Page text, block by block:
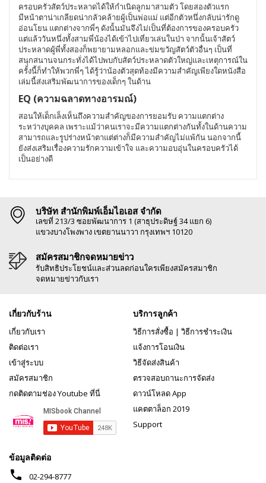
ครอบครัวสัตว์ประหลาดได้ให้กำเนิดลูกมาสามตัว โดยสองตัวแรก
มีหน้าตาน่าเกลียดน่ากลัวคล้ายผู้เป็นพ่อแม่ แต่อีกตัวหนึ่งกลับน่ารักดู
อ่อนโยน แตกต่างจากพี่ๆ ดังนั้นมันจึงไม่เป็นที่ต้องการของครอบครัว
แต่แล้ววันหนึ่งทั้งสามพี่น้องได้เข้าไปเที่ยวเล่นในป่า จากนั้นเจ้าสัตว์
ประหลาดผู้พี่ทั้งสองก็พยายามหลอกและข่มขวัญสัตว์ตัวอื่นๆ เป็นที่
สนุกสนานจนกระทั่งได้ไปพบกับสัตว์ประหลาดตัวใหญ่และเหตุการณ์ใน
ครั้งนี้ก็ทำให้พวกพี่ๆ ได้รู้ว่าน้องตัวสุดท้องมีความสำคัญเพียงใดหนังสือ
เล่มนี้ส่งเสริมพัฒนาการของเด็กๆ ในด้าน
EQ (ความฉลาดทางอารมณ์)
สอนให้เด็กเล็งเห็นถึงความสำคัญของการยอมรับ ความแตกต่าง
ระหว่างบุคคล เพราะแม้ว่าคนเราจะมีความแตกต่างกันทั้งในด้านความ
สามารถและรูปร่างหน้าตาแต่ต่างก็มีความสำคัญไม่แพ้กัน นอกจากนี้
ยังส่งเสริมเรื่องความรักความเข้าใจ และความอบอุ่นในครอบครัวได้
เป็นอย่างดี
บริษัท สำนักพิมพ์เอ็มไอเอส จำกัด
เลขที่ 213/3 ซอยพัฒนาการ 1 (สาธุประดิษฐ์ 34 แยก 6)
แขวงบางโพงพาง เขตยานนาวา กรุงเทพฯ 10120
สมัครสมาชิกจดหมายข่าว
รับสิทธิประโยชน์และส่วนลดก่อนใครเพียงสมัครสมาชิก
จดหมายข่าวกับเรา
เกี่ยวกับร้าน
เกี่ยวกับเรา
ติดต่อเรา
เข้าสู่ระบบ
สมัครสมาชิก
กดติดตามช่อง Youtube ที่นี่
บริการลูกค้า
วิธีการสั่งซื้อ | วิธีการชำระเงิน
แจ้งการโอนเงิน
วิธีจัดส่งสินค้า
ตรวจสอบถานะการจัดส่ง
ดาวน์โหลด App
แคตตาล็อก 2019
Support
ข้อมูลติดต่อ
phone 02-294-8777